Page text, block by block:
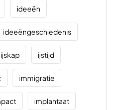
ideeën
ideeëngeschiedenis
ijskap ijstijd
immigratie
implantaat